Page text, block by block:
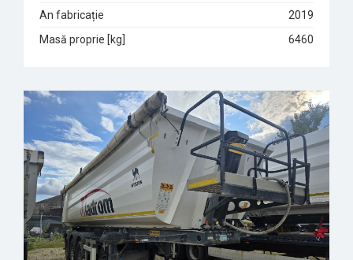
An fabricație
2019
Masă proprie [kg]
6460